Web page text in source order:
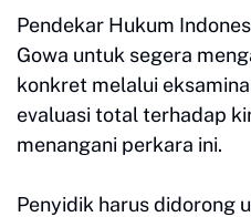
Pendekar Hukum
Gowa untuk segera
konkret melalui
evaluasi total terhadap
menangani perkara ini.
Penyidik harus didorong